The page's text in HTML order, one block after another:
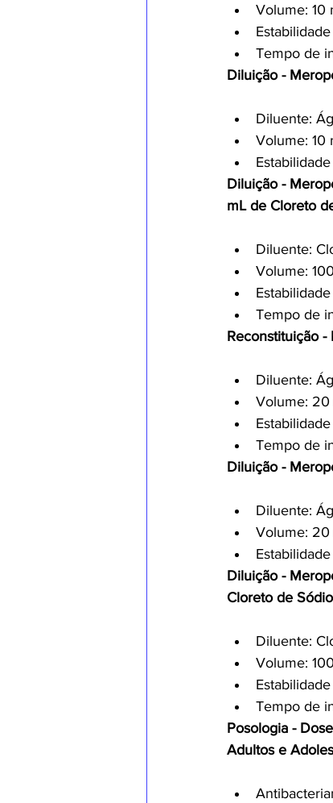
Volume: 10
Tempo de
Diluição -
Diluente:
Volume: 10
Diluição -
mL de Cloreto
Diluente:
Volume:
Tempo de
Reconstituição -
Diluente:
Volume: 20
Tempo de
Diluição -
Diluente:
Volume: 20
Diluição -
Cloreto de
Diluente:
Volume:
Tempo de
Posologia -
Adultos e